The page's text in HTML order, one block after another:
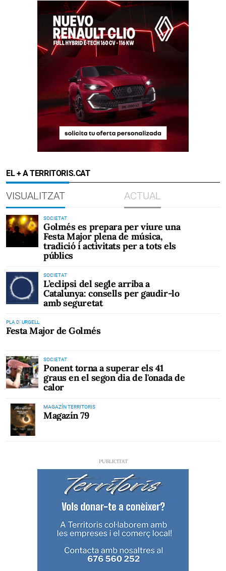
EL + A TERRITORIS.CAT
VISUALITZAT ACTUAL
SOCIETAT
Golmés es prepara per viure una
Festa Major plena de música,
tradició i activitats per a tots els
públics
SOCIETAT
L’eclipsi del segle arriba a
Catalunya: consells per gaudir-lo
amb seguretat
PLA D' URGELL
Festa Major de Golmés
SOCIETAT
Ponent torna a superar els 41
graus en el segon dia de l'onada de
calor
MAGAZÍN TERRITORIS
Magazín 79